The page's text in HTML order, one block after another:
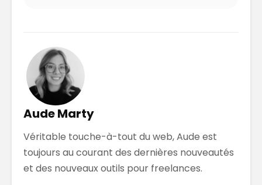
Aude Marty
Véritable touche-à-tout du web, Aude est
toujours au courant des dernières nouveautés
et des nouveaux outils pour freelances.